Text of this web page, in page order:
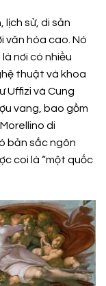
lịch sử, di sản
văn hóa cao. Nó
nơi có nhiều
thuật và khoa
Uffizi và Cung
vang, bao gồm
di
bản sắc ngôn
coi là “một quốc